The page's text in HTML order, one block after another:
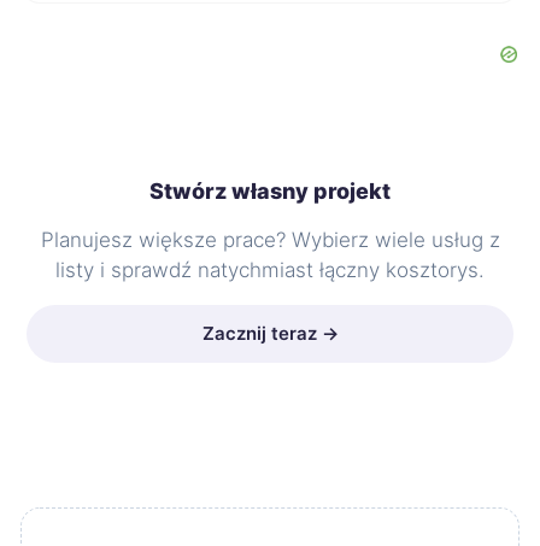
Stwórz własny projekt
Planujesz większe prace? Wybierz wiele usług z
listy i sprawdź natychmiast łączny kosztorys.
Zacznij teraz →